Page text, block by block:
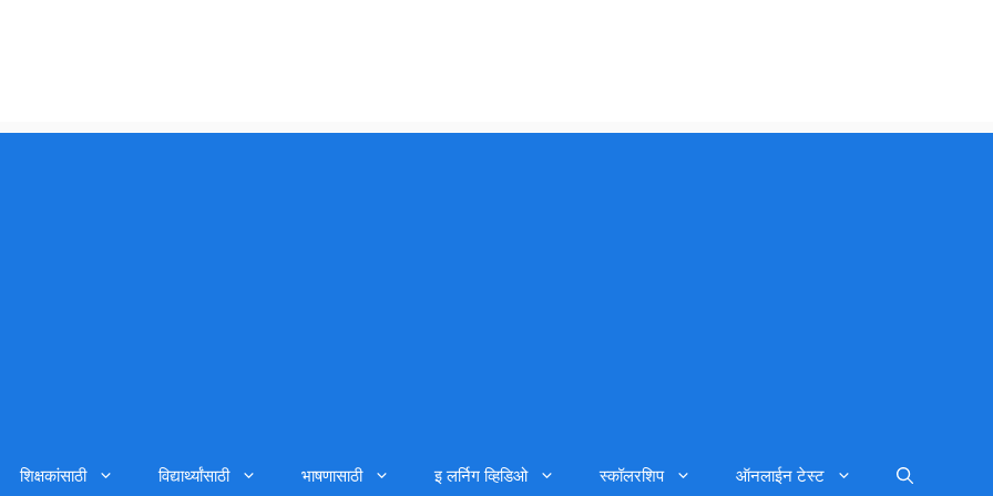
शिक्षकांसाठी विद्यार्थ्यांसाठी भाषणासाठी इ लर्निग व्हिडिओ स्कॉलरशिप ऑनलाईन टेस्ट